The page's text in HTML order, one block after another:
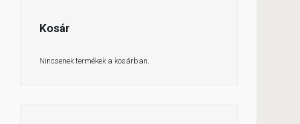
Kosár
Nincsenek termékek a kosárban.